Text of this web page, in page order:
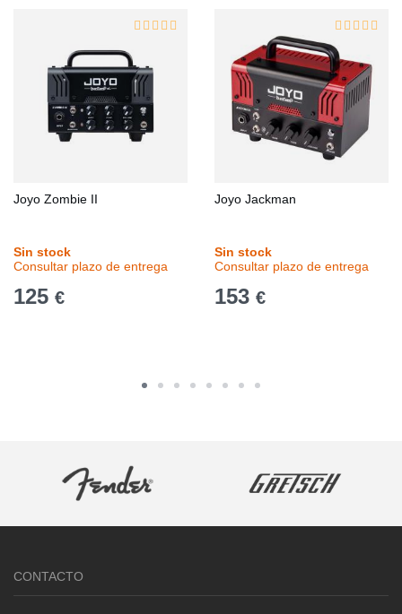
Joyo Zombie II
Sin stock
Consultar plazo de entrega
125 €
Joyo Jackman
Sin stock
Consultar plazo de entrega
153 €
CONTACTO